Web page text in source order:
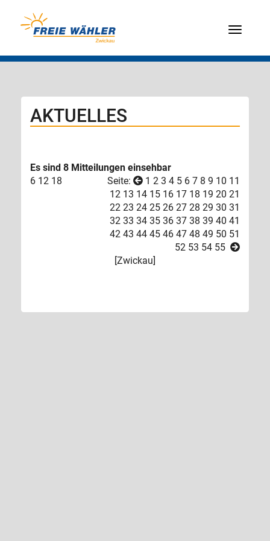
Menü
AKTUELLES
Es sind 8 Mitteilungen einsehbar
6 12 18 Seite: 1 2 3 4 5 6 7 8 9 10 11
12 13 14 15 16 17 18 19 20 21
22 23 24 25 26 27 28 29 30 31
32 33 34 35 36 37 38 39 40 41
42 43 44 45 46 47 48 49 50 51
52 53 54 55
[Zwickau]